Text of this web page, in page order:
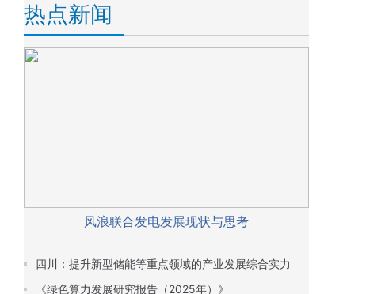
热点新闻
风浪联合发电发展现状与思考
四川：提升新型储能等重点领域的产业发展综合实力
《绿色算力发展研究报告（2025年）》